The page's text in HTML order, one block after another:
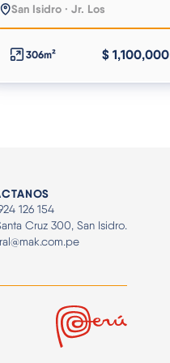
San Isidro · Jr. Los
306m² $ 1,100,000
126 154
Cruz 300, San Isidro.